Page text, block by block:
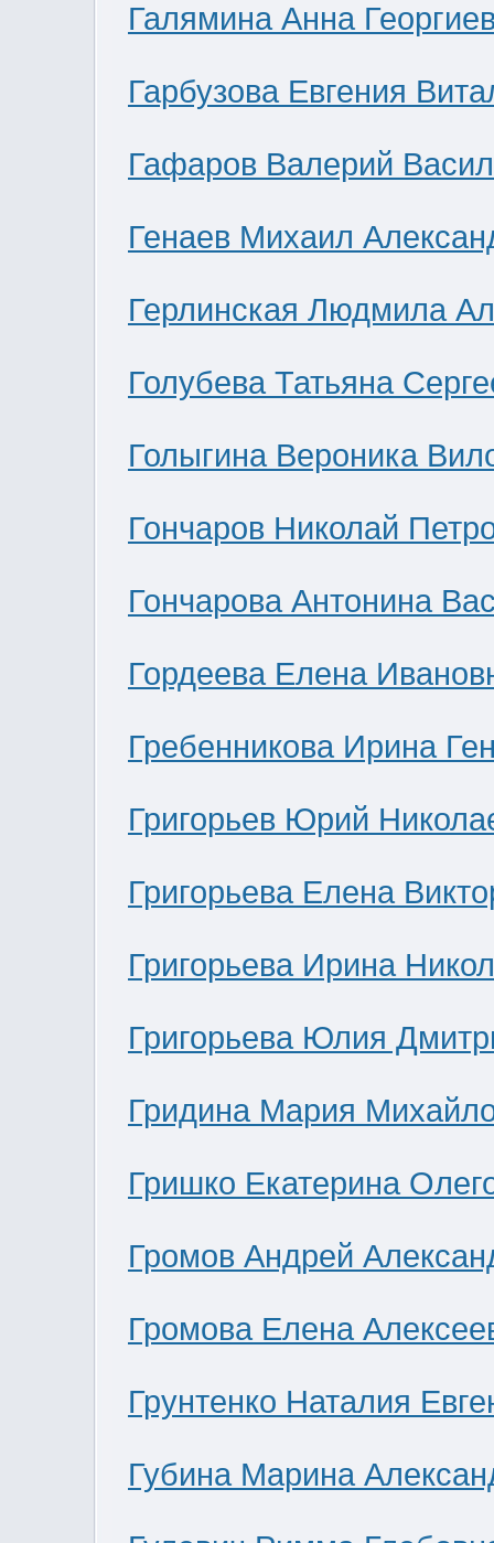
Галямина Анна
Гарбузова Евгения
Гафаров Валерий
Генаев Михаил
Герлинская Людмила
Голубева Татьяна
Голыгина Вероника
Гончаров Николай
Гончарова Антонина
Гордеева Елена
Гребенникова Ирина
Григорьев Юрий
Григорьева Елена
Григорьева Ирина
Григорьева Юлия
Гридина Мария
Гришко Екатерина
Громов Андрей
Громова Елена
Грунтенко Наталия
Губина Марина